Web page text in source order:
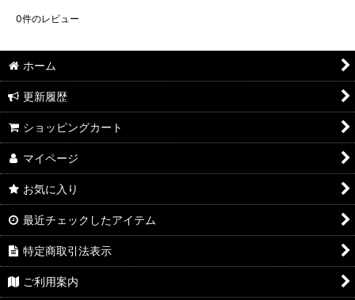
0件のレビュー
ホーム
更新履歴
ショッピングカート
マイページ
お気に入り
最近チェックしたアイテム
特定商取引法表示
ご利用案内